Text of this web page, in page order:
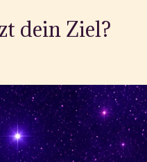
dein Ziel?